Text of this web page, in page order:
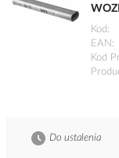
Kod
EAN
Kod
Do ustalenia